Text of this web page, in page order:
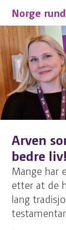
Norge
Arven
bedre liv!
Mange har
etter at de
lang